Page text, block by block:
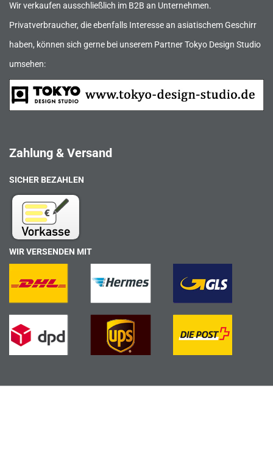
Wir verkaufen ausschließlich im B2B an Unternehmen.
Privatverbraucher, die ebenfalls Interesse an asiatischem Geschirr
haben, können sich gerne bei unserem Partner Tokyo Design Studio
umsehen:
Zahlung & Versand
SICHER BEZAHLEN
WIR VERSENDEN MIT